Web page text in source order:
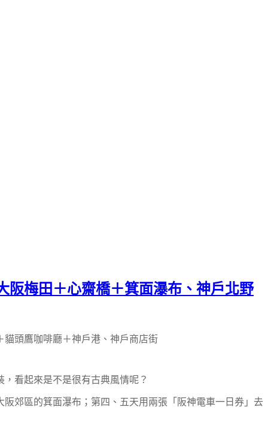
阪梅田＋心齋橋＋箕面瀑布、神戶北野
貓頭鷹咖啡廳＋神戶港、神戶商店街
看起來是不是很有古典風情呢？
郊區的箕面瀑布；第四、五天用兩張「阪神電車一日券」去